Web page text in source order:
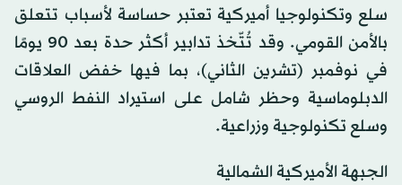
سلع وتكنولوجيا أميركية تعتبر حساسة لأسباب تتعلق
بالأمن القومي. وقد تُتّخذ تدابير أكثر حدة بعد 90 يومًا
في نوفمبر (تشرين الثاني)، بما فيها خفض العلاقات
الدبلوماسية وحظر شامل على استيراد النفط الروسي
وسلع تكنولوجية وزراعية.
الجبهة الأميركية الشمالية